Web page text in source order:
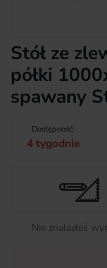
Stół ze
półki
spawany
Dostępność:
4 tygodnie
Nie znalazłeś